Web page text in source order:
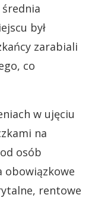
średnia
był
zarabiali
co
w ujęciu
na
osób
obowiązkowe
rentowe